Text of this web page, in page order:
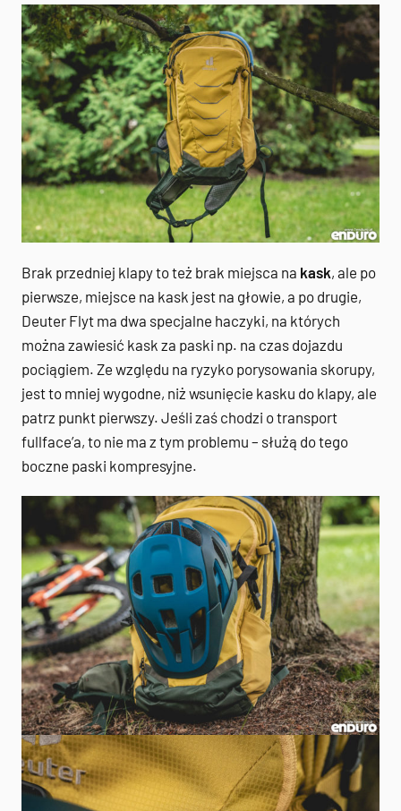
Brak przedniej klapy to też brak miejsca na kask, ale po
pierwsze, miejsce na kask jest na głowie, a po drugie,
Deuter Flyt ma dwa specjalne haczyki, na których
można zawiesić kask za paski np. na czas dojazdu
pociągiem. Ze względu na ryzyko porysowania skorupy,
jest to mniej wygodne, niż wsunięcie kasku do klapy, ale
patrz punkt pierwszy. Jeśli zaś chodzi o transport
fullface’a, to nie ma z tym problemu – służą do tego
boczne paski kompresyjne.